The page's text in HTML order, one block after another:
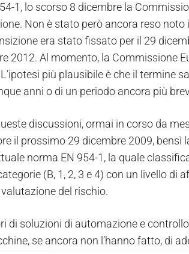
1, lo scorso 8 dicembre la
Non è stato però ancora reso
era stato fissato per il 29
2012. Al momento, la Commissione
più plausibile è che il termine
anni o di un periodo ancora più
discussioni, ormai in corso da
il prossimo 29 dicembre 2009,
norma EN 954-1, la quale
(B, 1, 2, 3 e 4) con un livello di
del rischio.
di soluzioni di automazione e
se ancora non l’hanno fatto, di